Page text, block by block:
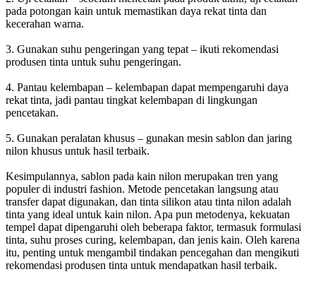
pada potongan kain untuk memastikan daya rekat tinta dan
kecerahan warna.
3. Gunakan suhu pengeringan yang tepat – ikuti rekomendasi
produsen tinta untuk suhu pengeringan.
4. Pantau kelembapan – kelembapan dapat mempengaruhi daya
rekat tinta, jadi pantau tingkat kelembapan di lingkungan
pencetakan.
5. Gunakan peralatan khusus – gunakan mesin sablon dan jaring
nilon khusus untuk hasil terbaik.
Kesimpulannya, sablon pada kain nilon merupakan tren yang
populer di industri fashion. Metode pencetakan langsung atau
transfer dapat digunakan, dan tinta silikon atau tinta nilon adalah
tinta yang ideal untuk kain nilon. Apa pun metodenya, kekuatan
tempel dapat dipengaruhi oleh beberapa faktor, termasuk formulasi
tinta, suhu proses curing, kelembapan, dan jenis kain. Oleh karena
itu, penting untuk mengambil tindakan pencegahan dan mengikuti
rekomendasi produsen tinta untuk mendapatkan hasil terbaik.